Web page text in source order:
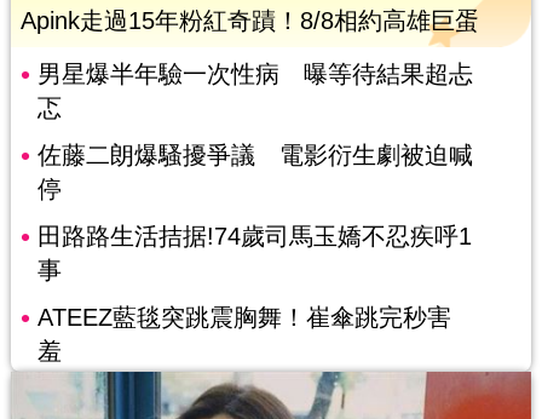
Apink走過15年粉紅奇蹟！8/8相約高雄巨蛋
男星爆半年驗一次性病 曝等待結果超忐
忑
佐藤二朗爆騷擾爭議 電影衍生劇被迫喊
停
田路路生活拮据!74歲司馬玉嬌不忍疾呼1
事
ATEEZ藍毯突跳震胸舞！崔傘跳完秒害
羞